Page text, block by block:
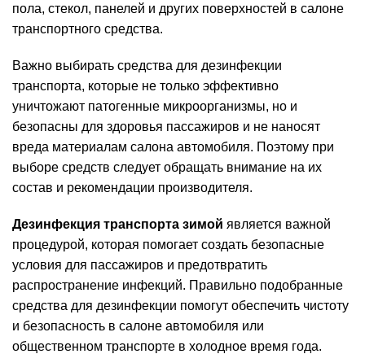
пола, стекол, панелей и других поверхностей в салоне
транспортного средства.
Важно выбирать средства для дезинфекции
транспорта, которые не только эффективно
уничтожают патогенные микроорганизмы, но и
безопасны для здоровья пассажиров и не наносят
вреда материалам салона автомобиля. Поэтому при
выборе средств следует обращать внимание на их
состав и рекомендации производителя.
Дезинфекция транспорта зимой является важной
процедурой, которая помогает создать безопасные
условия для пассажиров и предотвратить
распространение инфекций. Правильно подобранные
средства для дезинфекции помогут обеспечить чистоту
и безопасность в салоне автомобиля или
общественном транспорте в холодное время года.